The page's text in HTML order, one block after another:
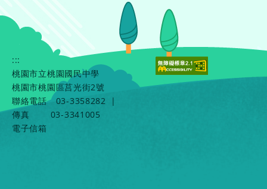
:::
桃園市立桃園國民中學
桃園市桃園區莒光街2號
聯絡電話
03-3358282
|
傳真
03-3341005
電子信箱